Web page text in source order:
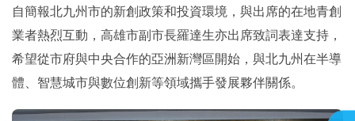
自簡報北九州市的新創政策和投資環境，與出席的在地青創
業者熱烈互動，高雄市副市長羅達生亦出席致詞表達支持，
希望從市府與中央合作的亞洲新灣區開始，與北九州在半導
體、智慧城市與數位創新等領域攜手發展夥伴關係。